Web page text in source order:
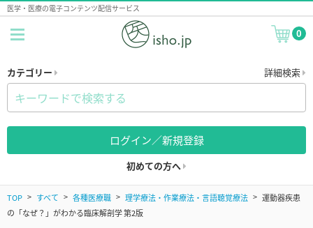
医学・医療の電子コンテンツ配信サービス
0
カテゴリー 詳細検索
ログイン／新規登録
初めての方へ
TOP すべて 各種医療職 理学療法・作業療法・言語聴覚療法
運動器疾患
の「なぜ？」がわかる臨床解剖学 第2版